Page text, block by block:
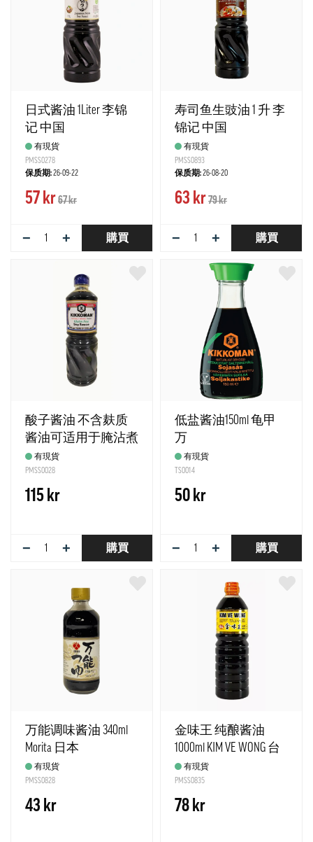
日式酱油 1Liter 李锦
记 中国
有現貨
PMSS0278
保质期:26-09-22
57 kr67 kr
− + 購買
寿司鱼生豉油 1 升 李
锦记 中国
有現貨
PMSS0893
保质期:26-08-20
63 kr79 kr
− + 購買
酸子酱油 不含麸质
酱油可适用于腌沾煮
调和 1L Kikkoman
有現貨
PMSS0028
115 kr
− + 購買
低盐酱油150ml 龟甲
万
有現貨
TS0014
50 kr
− + 購買
万能调味酱油 340ml
Morita 日本
有現貨
PMSS0828
43 kr
金味王 纯酿酱油
1000ml KIM VE WONG 台
湾 有現貨
PMSS0835
78 kr